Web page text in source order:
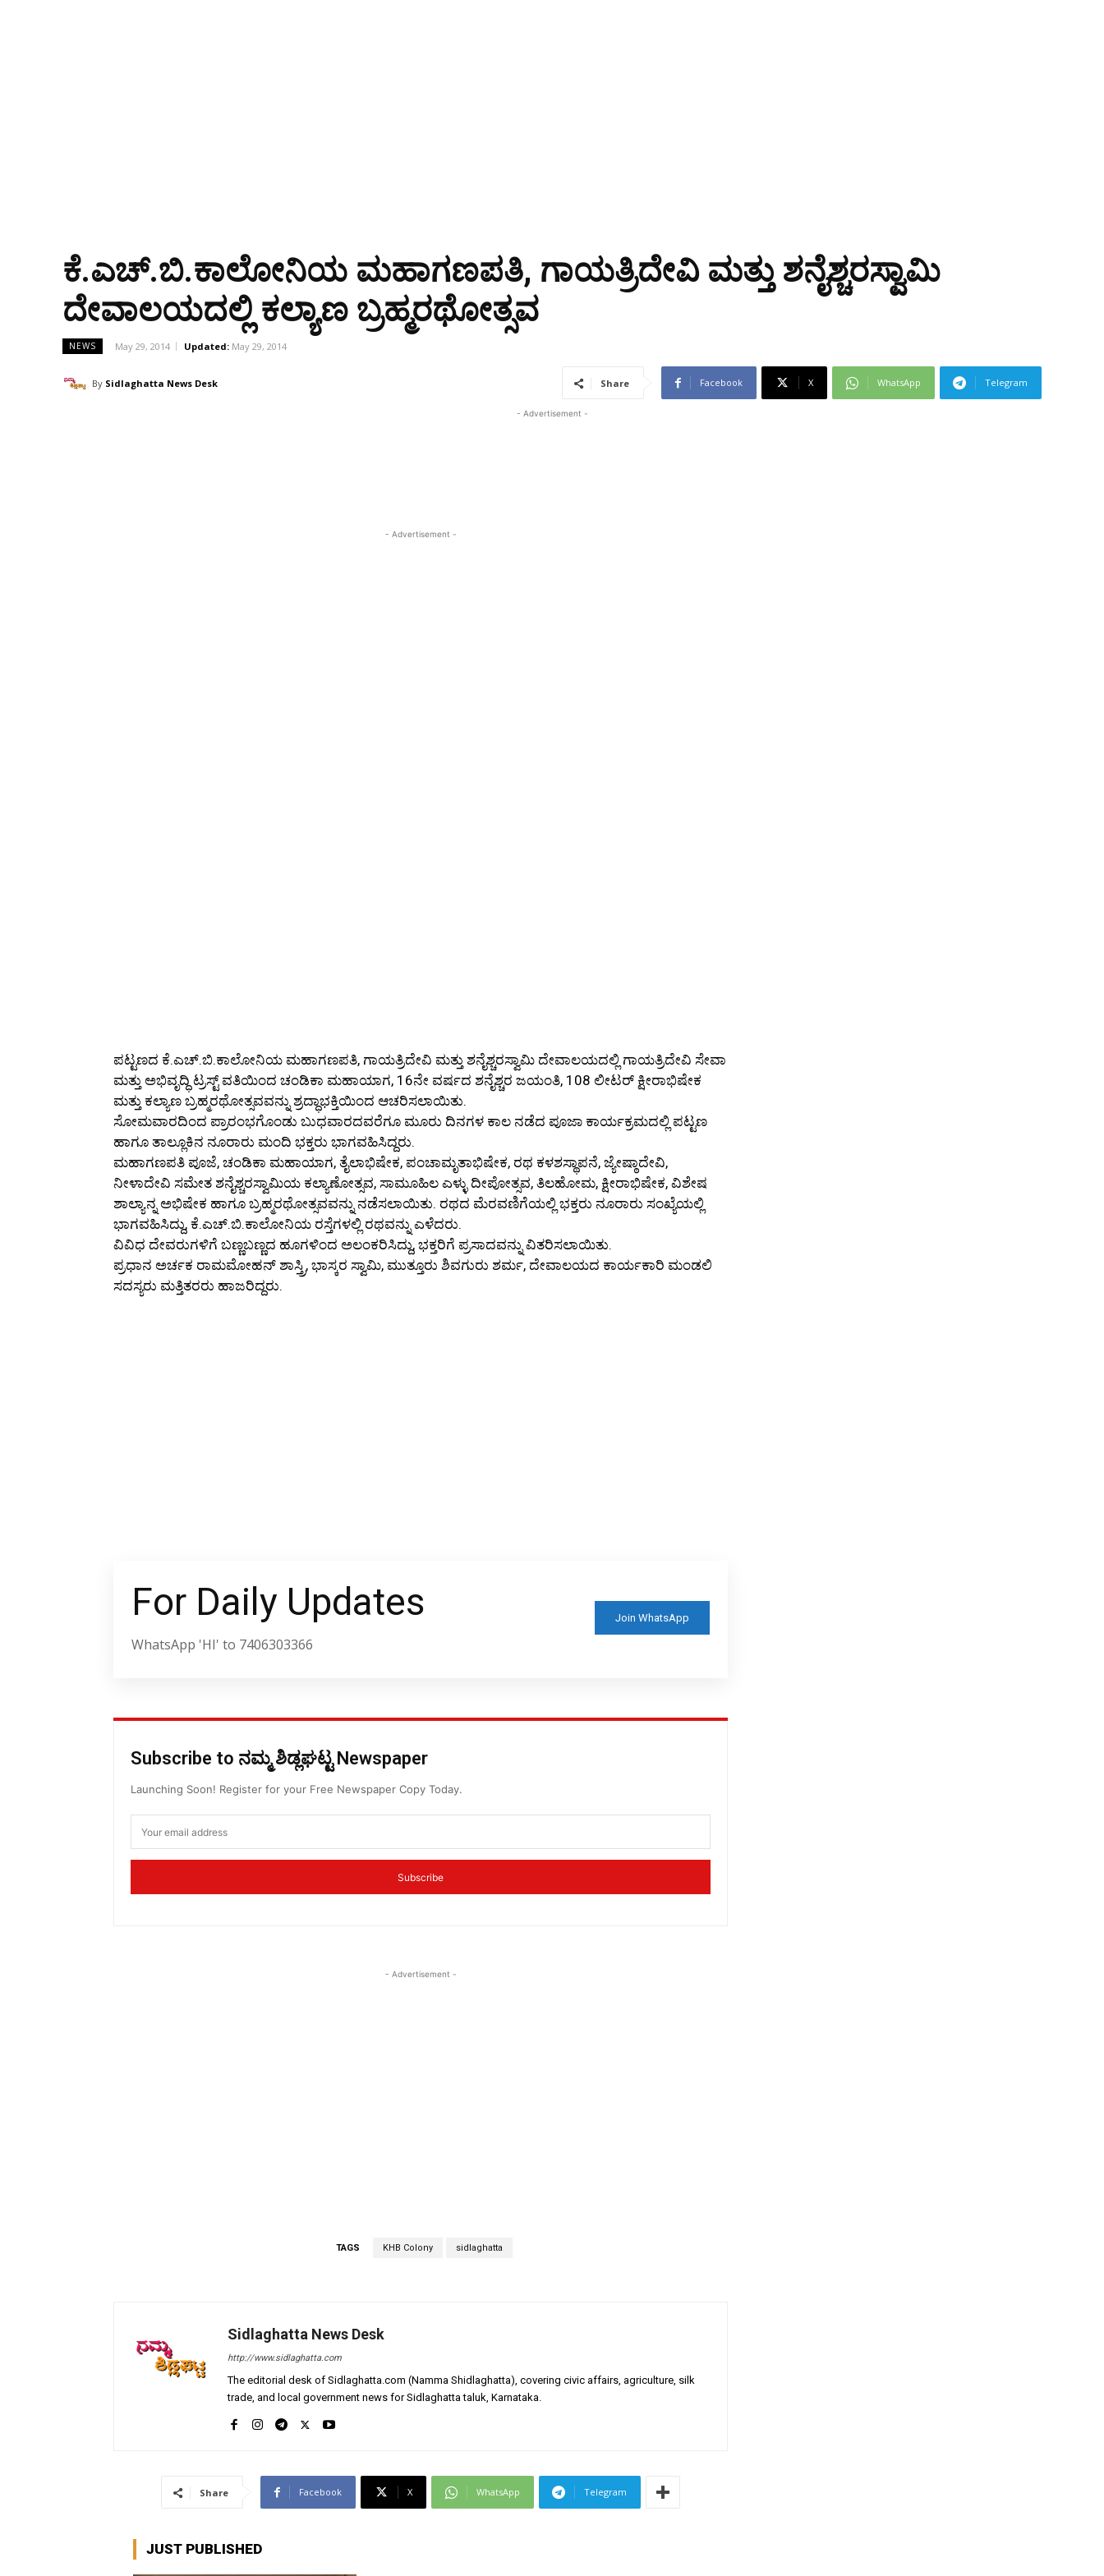
ಕೆ.ಎಚ್.ಬಿ.ಕಾಲೋನಿಯ ಮಹಾಗಣಪತಿ, ಗಾಯತ್ರಿದೇವಿ ಮತ್ತು ಶನೈಶ್ಚರಸ್ವಾಮಿ
ದೇವಾಲಯದಲ್ಲಿ ಕಲ್ಯಾಣ ಬ್ರಹ್ಮರಥೋತ್ಸವ
NEWS May 29, 2014 Updated: May 29, 2014
By Sidlaghatta News Desk Share Facebook X WhatsApp Telegram
- Advertisement -
- Advertisement -
ಪಟ್ಟಣದ ಕೆ.ಎಚ್.ಬಿ.ಕಾಲೋನಿಯ ಮಹಾಗಣಪತಿ, ಗಾಯತ್ರಿದೇವಿ ಮತ್ತು ಶನೈಶ್ಚರಸ್ವಾಮಿ ದೇವಾಲಯದಲ್ಲಿ ಗಾಯತ್ರಿದೇವಿ ಸೇವಾ
ಮತ್ತು ಅಭಿವೃದ್ಧಿ ಟ್ರಸ್ಟ್‌ ವತಿಯಿಂದ ಚಂಡಿಕಾ ಮಹಾಯಾಗ, 16ನೇ ವರ್ಷದ ಶನೈಶ್ಚರ ಜಯಂತಿ, 108 ಲೀಟರ್‌ ಕ್ಷೀರಾಭಿಷೇಕ
ಮತ್ತು ಕಲ್ಯಾಣ ಬ್ರಹ್ಮರಥೋತ್ಸವವನ್ನು ಶ್ರದ್ಧಾಭಕ್ತಿಯಿಂದ ಆಚರಿಸಲಾಯಿತು.
ಸೋಮವಾರದಿಂದ ಪ್ರಾರಂಭಗೊಂಡು ಬುಧವಾರದವರೆಗೂ ಮೂರು ದಿನಗಳ ಕಾಲ ನಡೆದ ಪೂಜಾ ಕಾರ್ಯಕ್ರಮದಲ್ಲಿ ಪಟ್ಟಣ
ಹಾಗೂ ತಾಲ್ಲೂಕಿನ ನೂರಾರು ಮಂದಿ ಭಕ್ತರು ಭಾಗವಹಿಸಿದ್ದರು.
ಮಹಾಗಣಪತಿ ಪೂಜೆ, ಚಂಡಿಕಾ ಮಹಾಯಾಗ, ತೈಲಾಭಿಷೇಕ, ಪಂಚಾಮೃತಾಭಿಷೇಕ, ರಥ ಕಳಶಸ್ಥಾಪನೆ, ಜ್ಯೇಷ್ಠಾದೇವಿ,
ನೀಳಾದೇವಿ ಸಮೇತ ಶನೈಶ್ಚರಸ್ವಾಮಿಯ ಕಲ್ಯಾಣೋತ್ಸವ, ಸಾಮೂಹಿಲ ಎಳ್ಳು ದೀಪೋತ್ಸವ, ತಿಲಹೋಮ, ಕ್ಷೀರಾಭಿಷೇಕ, ವಿಶೇಷ
ಶಾಲ್ಯಾನ್ನ ಅಭಿಷೇಕ ಹಾಗೂ ಬ್ರಹ್ಮರಥೋತ್ಸವವನ್ನು ನಡೆಸಲಾಯಿತು. ರಥದ ಮೆರವಣಿಗೆಯಲ್ಲಿ ಭಕ್ತರು ನೂರಾರು ಸಂಖ್ಯೆಯಲ್ಲಿ
ಭಾಗವಹಿಸಿದ್ದು, ಕೆ.ಎಚ್.ಬಿ.ಕಾಲೋನಿಯ ರಸ್ತೆಗಳಲ್ಲಿ ರಥವನ್ನು ಎಳೆದರು.
ವಿವಿಧ ದೇವರುಗಳಿಗೆ ಬಣ್ಣಬಣ್ಣದ ಹೂಗಳಿಂದ ಅಲಂಕರಿಸಿದ್ದು, ಭಕ್ತರಿಗೆ ಪ್ರಸಾದವನ್ನು ವಿತರಿಸಲಾಯಿತು.
ಪ್ರಧಾನ ಅರ್ಚಕ ರಾಮಮೋಹನ್‌ ಶಾಸ್ತ್ರಿ, ಭಾಸ್ಕರ ಸ್ವಾಮಿ, ಮುತ್ತೂರು ಶಿವಗುರು ಶರ್ಮ, ದೇವಾಲಯದ ಕಾರ್ಯಕಾರಿ ಮಂಡಲಿ
ಸದಸ್ಯರು ಮತ್ತಿತರರು ಹಾಜರಿದ್ದರು.
For Daily Updates
WhatsApp 'HI' to 7406303366
Join WhatsApp
Subscribe to ನಮ್ಮ ಶಿಡ್ಲಘಟ್ಟ Newspaper
Launching Soon! Register for your Free Newspaper Copy Today.
Subscribe
- Advertisement -
TAGS KHB Colony sidlaghatta
Sidlaghatta News Desk
http://www.sidlaghatta.com
The editorial desk of Sidlaghatta.com (Namma Shidlaghatta), covering civic affairs, agriculture, silk
trade, and local government news for Sidlaghatta taluk, Karnataka.
Share Facebook X WhatsApp Telegram
JUST PUBLISHED